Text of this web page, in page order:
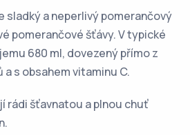
sladký a neperlivý pomerančový
pomerančové šťávy. V typické
680 ml, dovezený přímo z
a s obsahem vitaminu C.
rádi šťavnatou a plnou chuť